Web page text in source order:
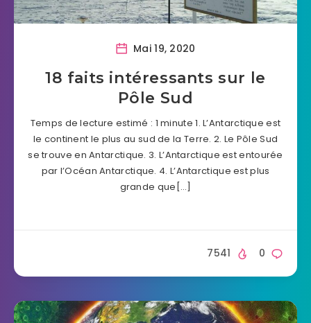
Mai 19, 2020
18 faits intéressants sur le
Pôle Sud
Temps de lecture estimé : 1 minute 1. L’Antarctique est
le continent le plus au sud de la Terre. 2. Le Pôle Sud
se trouve en Antarctique. 3. L’Antarctique est entourée
par l’Océan Antarctique. 4. L’Antarctique est plus
grande que[…]
0
7541